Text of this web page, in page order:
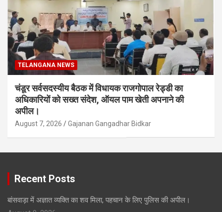
TELANGANA NEWS
चंडूर सर्वसदस्यीय बैठक में विधायक राजगोपाल रेड्डी का
अधिकारियों को सख्त संदेश, ऑयल पाम खेती अपनाने की
अपील।
August 7, 2026 Gajanan Gangadhar Bidkar
Recent Posts
बांसवाड़ा में अज्ञात व्यक्ति का शव मिला, पहचान के लिए पुलिस की अपील।